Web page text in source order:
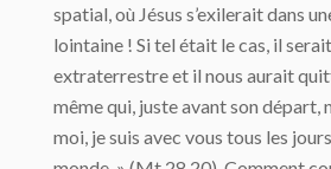
spatial, où Jésus s’exilerait dans
lointaine ! Si tel était le cas, il
extraterrestre et il nous aurait
même qui, juste avant son départ,
moi, je suis avec vous tous les